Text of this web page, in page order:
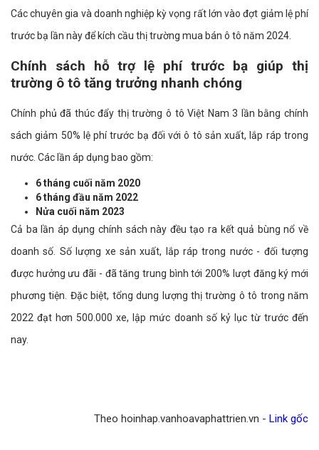
Các chuyên gia và doanh nghiệp kỳ vọng rất lớn vào đợt giảm lệ phí
trước bạ lần này để kích cầu thị trường mua bán ô tô năm 2024.
Chính sách hỗ trợ lệ phí trước bạ giúp thị
trường ô tô tăng trưởng nhanh chóng
Chính phủ đã thúc đẩy thị trường ô tô Việt Nam 3 lần bằng chính
sách giảm 50% lệ phí trước bạ đối với ô tô sản xuất, lắp ráp trong
nước. Các lần áp dụng bao gồm:
6 tháng cuối năm 2020
6 tháng đầu năm 2022
Nửa cuối năm 2023
Cả ba lần áp dụng chính sách này đều tạo ra kết quả bùng nổ về
doanh số. Số lượng xe sản xuất, lắp ráp trong nước - đối tượng
được hưởng ưu đãi - đã tăng trung bình tới 200% lượt đăng ký mới
phương tiện. Đặc biệt, tổng dung lượng thị trường ô tô trong năm
2022 đạt hơn 500.000 xe, lập mức doanh số kỷ lục từ trước đến
nay.
Theo hoinhap.vanhoavaphattrien.vn - Link gốc